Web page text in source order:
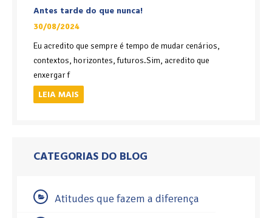
Antes tarde do que nunca!
30/08/2024
Eu acredito que sempre é tempo de mudar cenários,
contextos, horizontes, futuros.Sim, acredito que
enxergar f
LEIA MAIS
CATEGORIAS DO BLOG
Atitudes que fazem a diferença